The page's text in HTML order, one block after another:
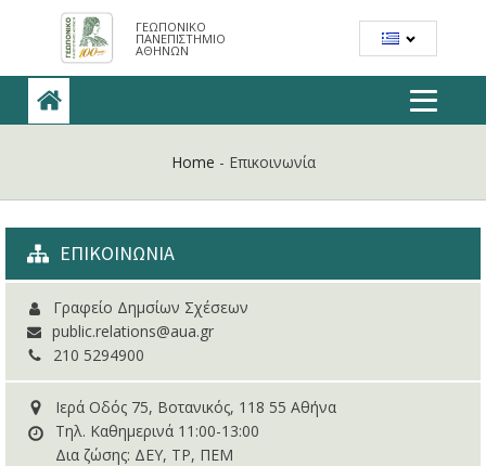
ΓΕΩΠΟΝΙΚΟ
ΠΑΝΕΠΙΣΤΗΜΙΟ
ΑΘΗΝΩΝ
Home - Επικοινωνία
ΕΠΙΚΟΙΝΩΝΙΑ
Γραφείο Δημσίων Σχέσεων
public.relations@aua.gr
210 5294900
Ιερά Οδός 75, Βοτανικός, 118 55 Αθήνα
Τηλ. Καθημερινά 11:00-13:00
Δια ζώσης: ΔΕΥ, ΤΡ, ΠΕΜ